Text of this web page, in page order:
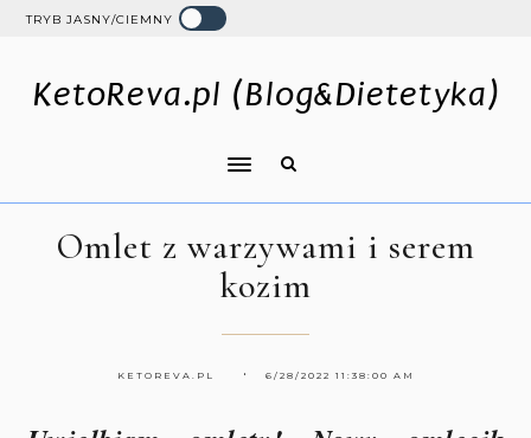
TRYB JASNY/CIEMNY
KetoReva.pl (Blog&Dietetyka)
Omlet z warzywami i serem
kozim
KETOREVA.PL 6/28/2022 11:38:00 AM